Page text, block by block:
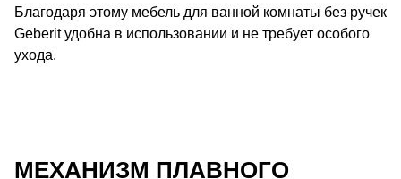
Благодаря этому мебель для ванной комнаты без ручек
Geberit удобна в использовании и не требует особого
ухода.
МЕХАНИЗМ ПЛАВНОГО